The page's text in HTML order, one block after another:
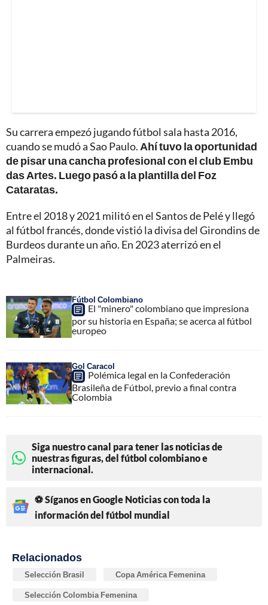
Su carrera empezó jugando fútbol sala hasta 2016,
cuando se mudó a Sao Paulo. Ahí tuvo la oportunidad
de pisar una cancha profesional con el club Embu
das Artes. Luego pasó a la plantilla del Foz
Cataratas.
Entre el 2018 y 2021 militó en el Santos de Pelé y llegó
al fútbol francés, donde vistió la divisa del Girondins de
Burdeos durante un año. En 2023 aterrizó en el
Palmeiras.
Fútbol Colombiano
El "minero" colombiano que impresiona
por su historia en España; se acerca al fútbol
europeo
Gol Caracol
Polémica legal en la Confederación
Brasileña de Fútbol, previo a final contra
Colombia
Siga nuestro canal para tener las noticias de
nuestras figuras, del fútbol colombiano e
internacional.
⚽ Síganos en Google Noticias con toda la
información del fútbol mundial
Relacionados
Selección Brasil Copa América Femenina
Selección Colombia Femenina